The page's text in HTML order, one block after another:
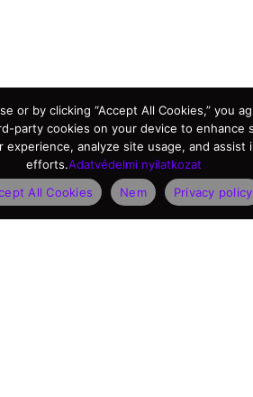
or by clicking “Accept All Cookies,” you
party cookies on your device to enhance
experience, analyze site usage, and assist
efforts.Adatvédelmi nyilatkozat
All Cookies
Nem Privacy policy